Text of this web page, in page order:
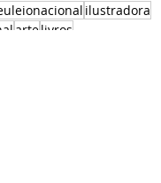
ilustradora
arte livros